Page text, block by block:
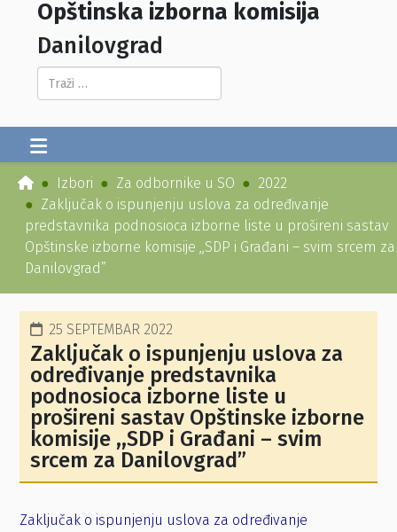
Opštinska izborna komisija
Danilovgrad
Pretraga...
Izbori Za odbornike u SO
2022
Zaključak o ispunjenju uslova za određivanje
predstavnika podnosioca izborne liste u prošireni sastav
Opštinske izborne komisije ,,SDP i Građani – svim srcem za
Danilovgrad”
25 SEPTEMBAR 2022
Zaključak o ispunjenju uslova za
određivanje predstavnika
podnosioca izborne liste u
prošireni sastav Opštinske izborne
komisije ,,SDP i Građani – svim
srcem za Danilovgrad”
Zaključak o ispunjenju uslova za određivanje